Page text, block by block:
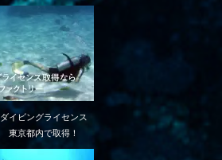
ダイビングライセンス
東京都内で取得！